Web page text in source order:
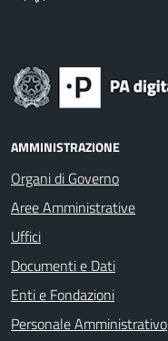
AMMINISTRAZIONE
Organi di Governo
Aree Amministrative
Uffici
Documenti e Dati
Enti e Fondazioni
Personale Amministrativo